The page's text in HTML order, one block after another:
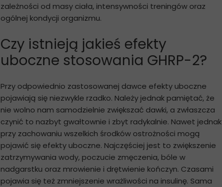
zależności od masy ciała, intensywności treningów oraz
ogólnej kondycji organizmu.
Czy istnieją jakieś efekty
uboczne stosowania GHRP-2?
Przy odpowiednio zastosowanej dawce efekty uboczne
pojawiają się niezwykle rzadko. Należy jednak pamiętać, że
nie wolno nam samodzielnie zwiększać dawki, a zwłaszcza
czynić to nazbyt gwałtownie i zbyt radykalnie. Nawet jednak
przy zachowaniu wszelkich środków ostrożności mogą
pojawić się efekty uboczne. Najczęściej jest to zwiększenie
zatrzymywania wody, poczucie zmęczenia, bóle w
nadgarstku oraz mrowienie i drętwienie kończyn. Czasami
pojawia się też zmniejszenie wrażliwości na insulinę. Sama